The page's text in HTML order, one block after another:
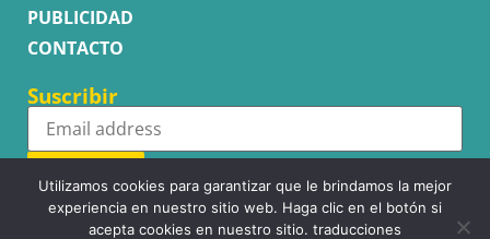
PUBLICIDAD
CONTACTO
Suscribir
Subscribe
Utilizamos cookies para garantizar que le brindamos la mejor
experiencia en nuestro sitio web. Haga clic en el botón si
acepta cookies en nuestro sitio. traducciones